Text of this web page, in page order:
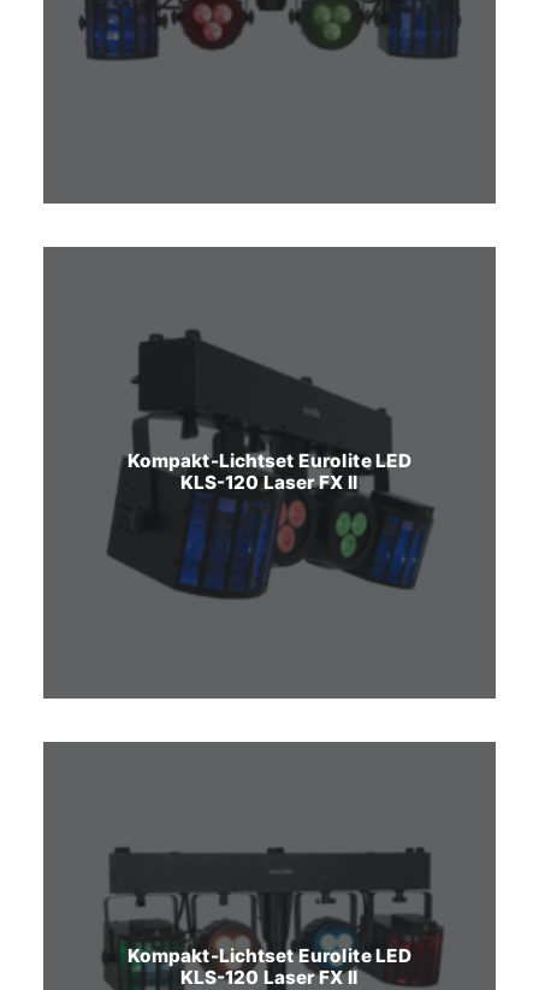
Kompakt-Lichtset Eurolite LED
KLS-120 Laser FX II
Kompakt-Lichtset Eurolite LED
KLS-120 Laser FX II